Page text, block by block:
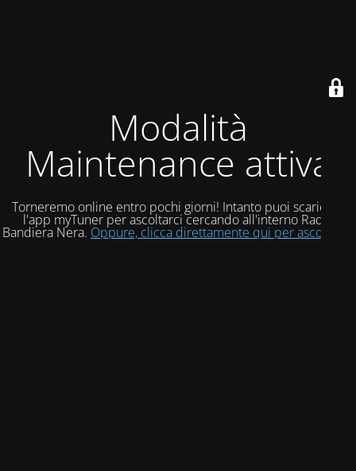
Modalità
Maintenance attiva
Torneremo online entro pochi giorni! Intanto puoi scaricare
l'app myTuner per ascoltarci cercando all'interno Radio
Bandiera Nera. Oppure, clicca direttamente qui per ascoltarci!